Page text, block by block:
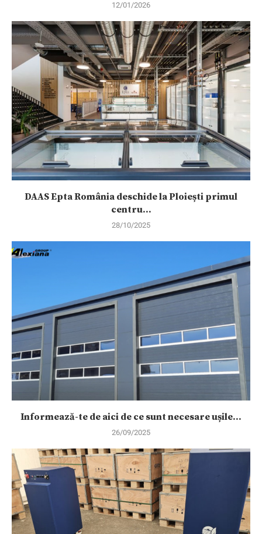
12/01/2026
DAAS Epta România deschide la Ploiești primul
centru...
28/10/2025
Informează-te de aici de ce sunt necesare ușile...
26/09/2025